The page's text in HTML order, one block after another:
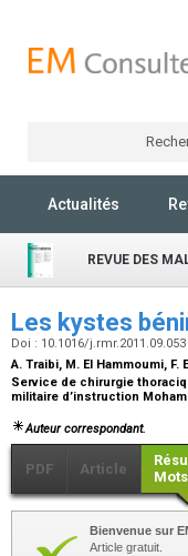
Actualités
REVUE DES
Les kystes
Doi : 10.1016/j.rmr.2011.09.053
A. Traibi, M. El Hammoumi, F.
Service de chirurgie
militaire d’instruction
Auteur correspondant.
PDF Article
Bienvenue sur
Article gratuit.